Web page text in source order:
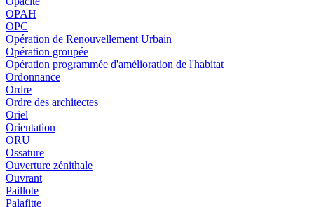
OPAH
OPC
Opération de Renouvellement Urbain
Opération groupée
Opération programmée d'amélioration de l'habitat
Ordonnance
Ordre
Ordre des architectes
Oriel
Orientation
ORU
Ossature
Ouverture zénithale
Ouvrant
Paillote
Palafitte